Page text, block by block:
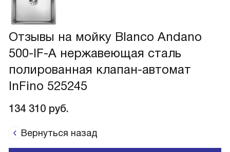
Отзывы на мойку Blanco Andano
500-IF-A нержавеющая сталь
полированная клапан-автомат
InFino 525245
134 310 руб.
Вернуться назад